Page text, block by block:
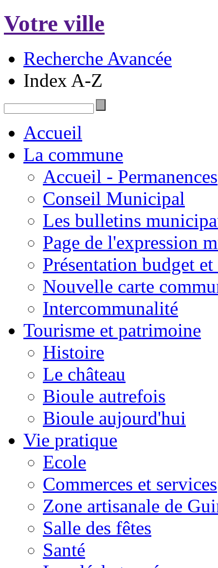
Votre ville
Recherche Avancée
Index A-Z
Accueil
La commune
Accueil - Permanences
Conseil Municipal
Les bulletins
Page de l'expression
Présentation budget
Nouvelle carte
Intercommunalité
Tourisme et patrimoine
Histoire
Le château
Bioule autrefois
Bioule aujourd'hui
Vie pratique
Ecole
Commerces et services
Zone artisanale de
Salle des fêtes
Santé